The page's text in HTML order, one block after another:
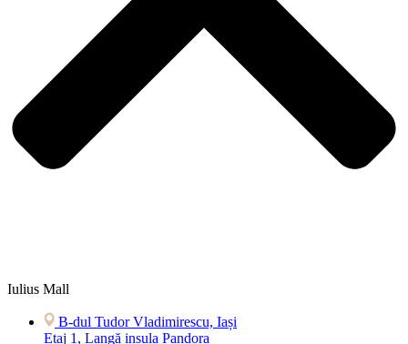
Iulius Mall
B-dul Tudor Vladimirescu, Iași
Etaj 1, Langă insula Pandora